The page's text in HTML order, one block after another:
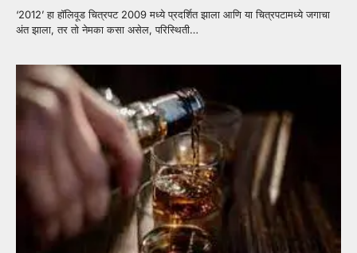
‘2012’ हा हॉलिवूड चित्रपट 2009 मध्ये प्रदर्शित झाला आणि या चित्रपटामध्ये जगाचा
अंत झाला, तर तो नेमका कसा असेल, परिस्थिती…